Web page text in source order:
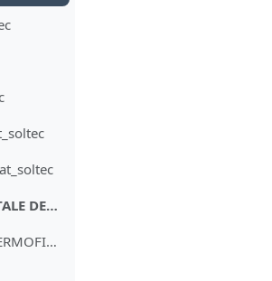
CONTROLLO AMBIENTALE DEGLI EDIFICI
TABELLE PROPRIETA' TERMOFISICHE